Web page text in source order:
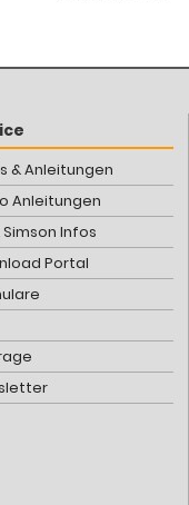
& Anleitungen
Anleitungen
Simson Infos
Portal